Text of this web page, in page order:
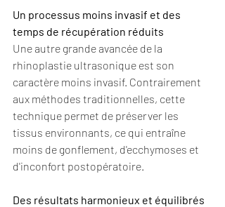
Un processus moins invasif et des
temps de récupération réduits
Une autre grande avancée de la
rhinoplastie ultrasonique est son
caractère moins invasif. Contrairement
aux méthodes traditionnelles, cette
technique permet de préserver les
tissus environnants, ce qui entraîne
moins de gonflement, d'ecchymoses et
d'inconfort postopératoire.
Des résultats harmonieux et équilibrés